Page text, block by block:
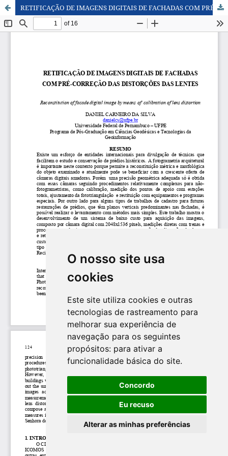
O nosso site usa
cookies
Este site utiliza cookies e outras
tecnologias de rastreamento para
melhorar sua experiência de
navegação para os seguintes
propósitos: para ativar a
funcionalidade básica do site.
Concordo
Eu recuso
Alterar as minhas preferências
RETIFICAÇÃO DE IMAGENS DIGITAIS DE FACHADAS COM PRÉ-CORREÇÃO DAS DISTORÇÕES DAS LENTES